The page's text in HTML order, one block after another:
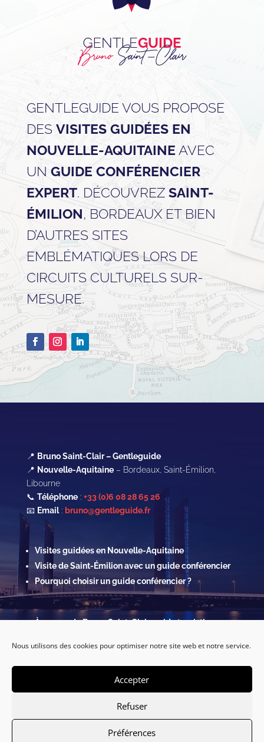
Nous utilisons des cookies pour optimiser notre site web et notre service.
Accepter
Refuser
Préférences
GENTLEGUIDE VOUS PROPOSE
DES VISITES GUIDÉES EN
NOUVELLE-AQUITAINEAVEC
UNGUIDE CONFÉRENCIER
EXPERT. DÉCOUVREZ SAINT-
ÉMILION, BORDEAUX ET BIEN
D’AUTRES SITES
EMBLÉMATIQUES LORS DE
CIRCUITS CULTURELS SUR-
MESURE.
📍 Bruno Saint-Clair – Gentleguide
📍 Nouvelle-Aquitaine– Bordeaux, Saint-Émilion,
Libourne
📞 Téléphone: +33 (0)6 08 28 65 26
📧 Email: bruno@gentleguide.fr
Visites guidées en Nouvelle-Aquitaine
Visite de Saint-Émilion avec un guide conférencier
Pourquoi choisir un guide conférencier ?
À propos de Bruno Saint-Clair, guide touristique
Politique de confidentialité & Cookies